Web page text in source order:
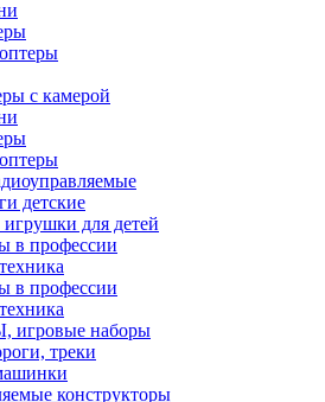
с камерой
детские
для детей
в профессии
в профессии
наборы
треки
конструкторы